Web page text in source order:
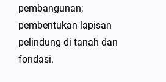
pembangunan;
pembentukan lapisan
pelindung di tanah dan
fondasi.